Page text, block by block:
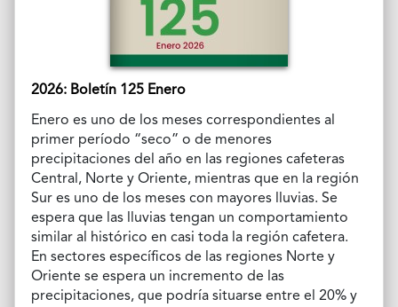
2026: Boletín 125 Enero
Enero es uno de los meses correspondientes al
primer período “seco” o de menores
precipitaciones del año en las regiones cafeteras
Central, Norte y Oriente, mientras que en la región
Sur es uno de los meses con mayores lluvias. Se
espera que las lluvias tengan un comportamiento
similar al histórico en casi toda la región cafetera.
En sectores específicos de las regiones Norte y
Oriente se espera un incremento de las
precipitaciones, que podría situarse entre el 20% y